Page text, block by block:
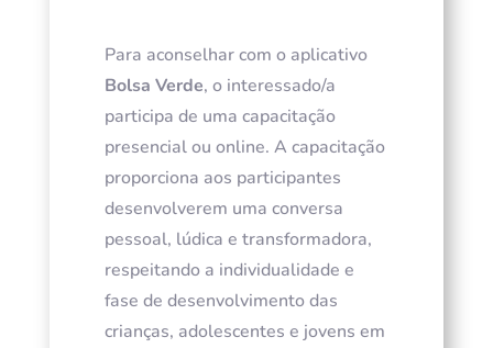
Para aconselhar com o aplicativo
Bolsa Verde, o interessado/a
participa de uma capacitação
presencial ou online. A capacitação
proporciona aos participantes
desenvolverem uma conversa
pessoal, lúdica e transformadora,
respeitando a individualidade e
fase de desenvolvimento das
crianças, adolescentes e jovens em